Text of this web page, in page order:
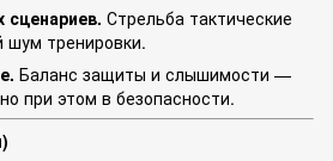
Стрельба тактические
тренировки.
Баланс защиты и слышимости —
при этом в безопасности.